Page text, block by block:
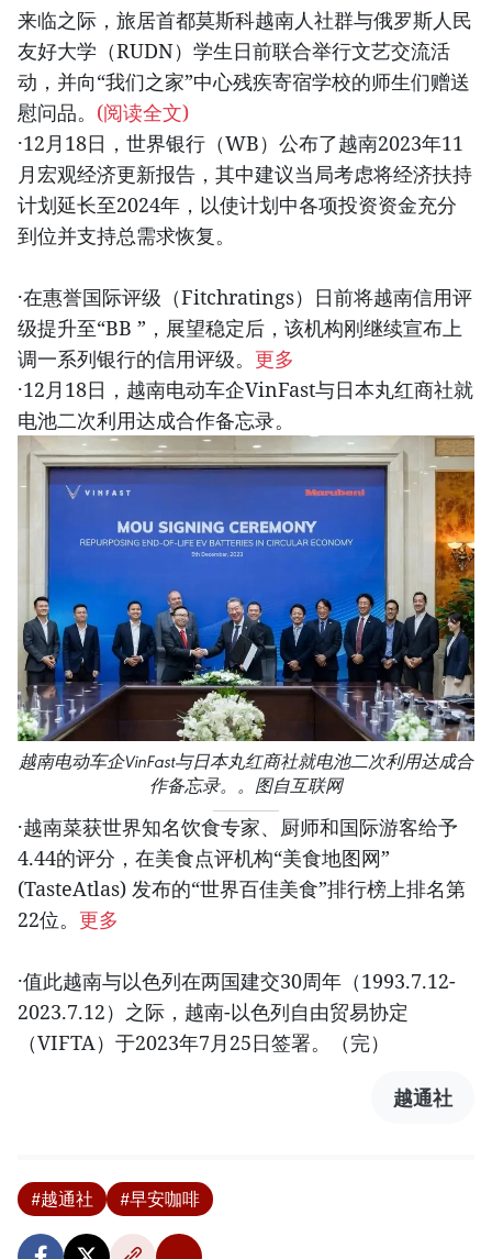
来临之际，旅居首都莫斯科越南人社群与俄罗斯人民
友好大学（RUDN）学生日前联合举行文艺交流活
动，并向“我们之家”中心残疾寄宿学校的师生们赠送
慰问品。 (阅读全文)
·12月18日，世界银行（WB）公布了越南2023年11
月宏观经济更新报告，其中建议当局考虑将经济扶持
计划延长至2024年，以使计划中各项投资资金充分
到位并支持总需求恢复。
·在惠誉国际评级（Fitchratings）日前将越南信用评
级提升至“BB ”，展望稳定后，该机构刚继续宣布上
调一系列银行的信用评级。 更多
·12月18日，越南电动车企VinFast与日本丸红商社就
电池二次利用达成合作备忘录。
越南电动车企VinFast与日本丸红商社就电池二次利用达成合
作备忘录。。图自互联网
·越南菜获世界知名饮食专家、厨师和国际游客给予
4.44的评分，在美食点评机构“美食地图网”
(TasteAtlas) 发布的“世界百佳美食”排行榜上排名第
22位。 更多
·值此越南与以色列在两国建交30周年（1993.7.12-
2023.7.12）之际，越南-以色列自由贸易协定
（VIFTA）于2023年7月25日签署。（完）
越通社
#越通社 #早安咖啡